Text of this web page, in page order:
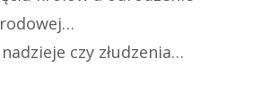
czy złudzenia…